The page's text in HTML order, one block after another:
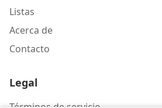
Listas
Acerca de
Contacto
Legal